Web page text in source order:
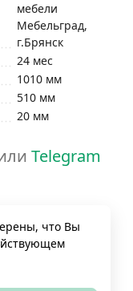
мебели
Мебельград,
г.Брянск
24 мес
1010 мм
510 мм
20 мм
Telegram
что Вы